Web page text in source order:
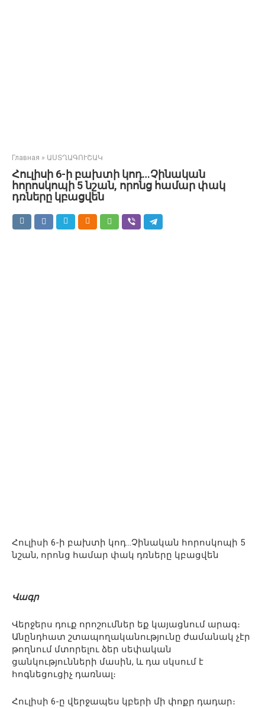
Главная » ԱՍՏՂԱԳՈՒՇԱԿ
Հուլիսի 6-ի բախտի կոդ…Չինական
հորոսկոպի 5 նշան, որոնց համար փակ
դռները կբացվեն
Հուլիսի 6-ի բախտի կոդ…Չինական հորոսկոպի 5
նշան, որոնց համար փակ դռները կբացվեն
Վագր
Վերջերս դուք որոշումներ եք կայացնում արագ։
Անընդհատ շտապողականությունը ժամանակ չէր
թողնում մտորելու ձեր սեփական
ցանկությունների մասին, և դա սկսում է
հոգնեցուցիչ դառնալ։
Հուլիսի 6-ը վերջապես կբերի մի փոքր դադար։